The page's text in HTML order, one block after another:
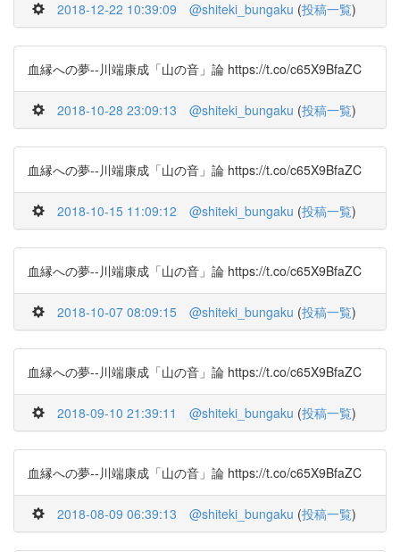
2018-12-22 10:39:09 @shiteki_bungaku (投稿一覧)
血縁への夢--川端康成「山の音」論 https://t.co/c65X9BfaZC
2018-10-28 23:09:13 @shiteki_bungaku (投稿一覧)
血縁への夢--川端康成「山の音」論 https://t.co/c65X9BfaZC
2018-10-15 11:09:12 @shiteki_bungaku (投稿一覧)
血縁への夢--川端康成「山の音」論 https://t.co/c65X9BfaZC
2018-10-07 08:09:15 @shiteki_bungaku (投稿一覧)
血縁への夢--川端康成「山の音」論 https://t.co/c65X9BfaZC
2018-09-10 21:39:11 @shiteki_bungaku (投稿一覧)
血縁への夢--川端康成「山の音」論 https://t.co/c65X9BfaZC
2018-08-09 06:39:13 @shiteki_bungaku (投稿一覧)